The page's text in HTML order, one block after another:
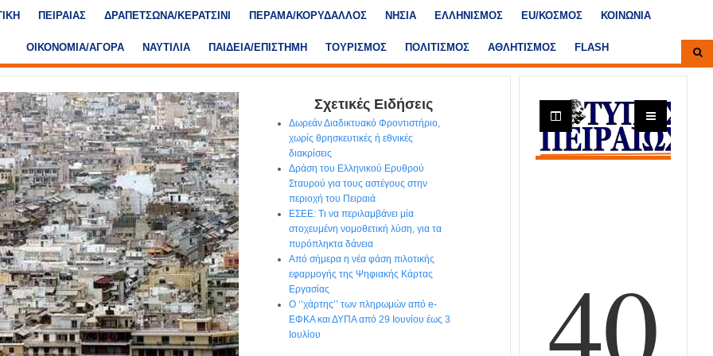
ΠΕΙΡΑΙΑΣ ΔΡΑΠΕΤΣΩΝΑ/ΚΕΡΑΤΣΙΝΙ ΠΕΡΑΜΑ/ΚΟΡΥΔΑΛΛΟΣ ΝΗΣΙΑ ΕΛΛΗΝΙΣΜΟΣ ΕU/ΚΟΣΜΟΣ ΚΟΙΝΩΝΙΑ
ΟΙΚΟΝΟΜΙΑ/ΑΓΟΡΑ ΝΑΥΤΙΛΙΑ ΠΑΙΔΕΙΑ/ΕΠΙΣΤΗΜΗ ΤΟΥΡΙΣΜΟΣ ΠΟΛΙΤΙΣΜΟΣ ΑΘΛΗΤΙΣΜΟΣ FLASH
Σχετικές Ειδήσεις
Δωρεάν Διαδικτυακό Φροντιστήριο,
χωρίς θρησκευτικές ή εθνικές
διακρίσεις
Δράση του Ελληνικού Ερυθρού
Σταυρού για τους αστέγους στην
περιοχή του Πειραιά
ΕΣΕΕ: Τι να περιλαμβάνει μία
στοχευμένη νομοθετική λύση, για τα
πυρόπληκτα δάνεια
Από σήμερα η νέα φάση πιλοτικής
εφαρμογής της Ψηφιακής Κάρτας
Εργασίας
Ο ‘’χάρτης’’ των πληρωμών από e-
ΕΦΚΑ και ΔΥΠΑ από 29 Ιουνίου έως 3
Ιουλίου